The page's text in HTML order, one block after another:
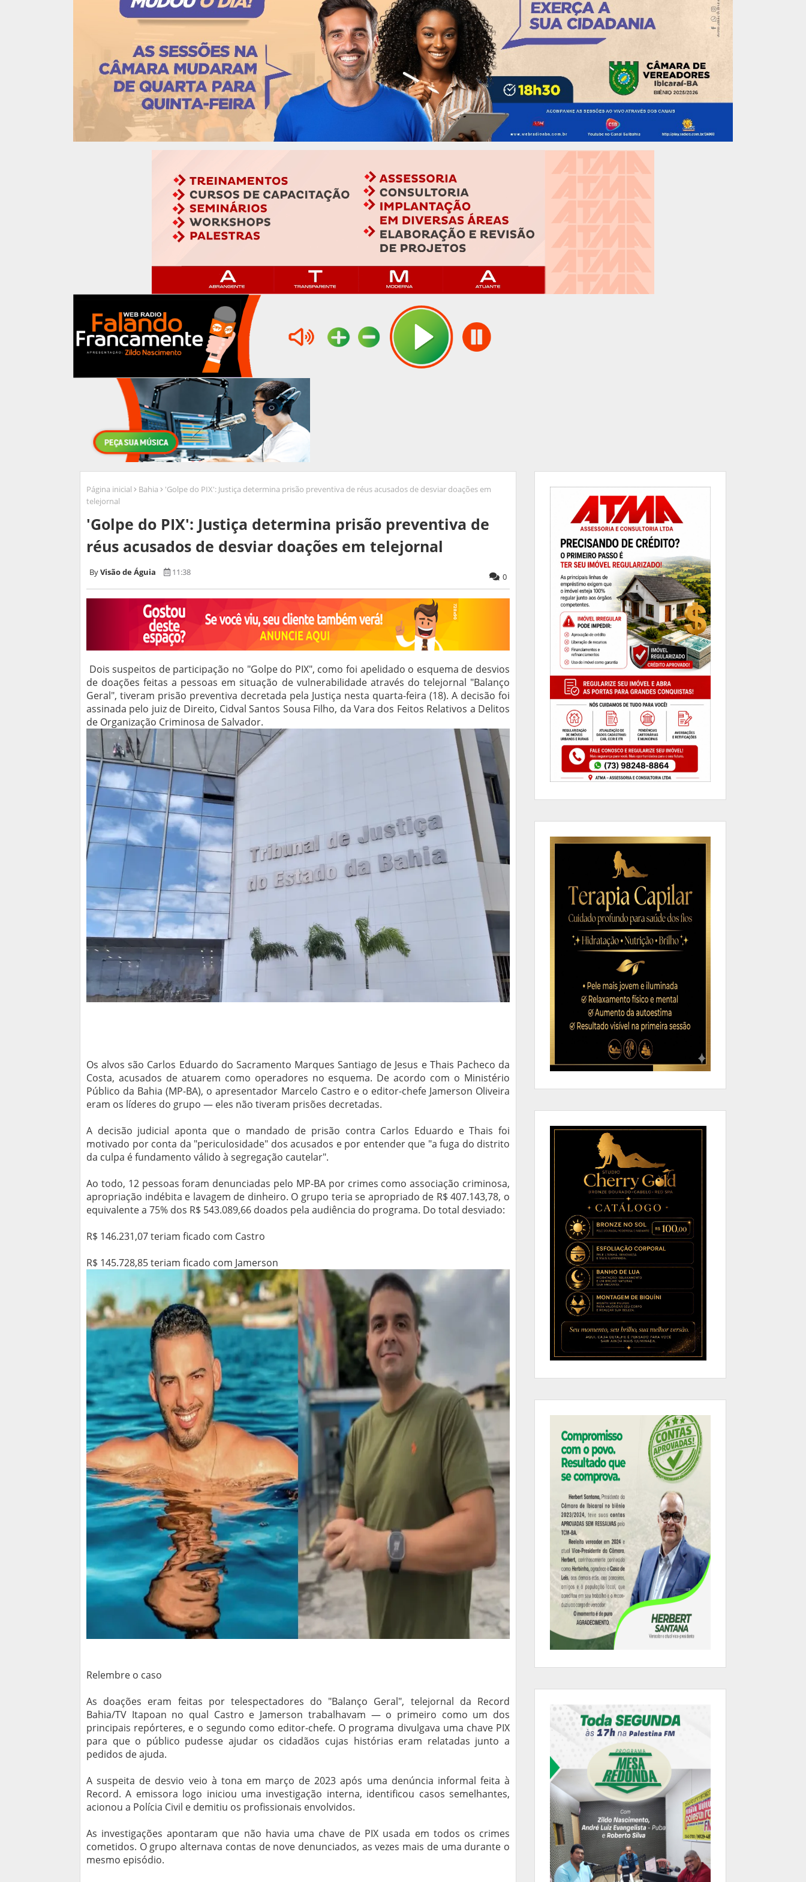
Página inicial Bahia
'Golpe do PIX': Justiça determina prisão preventiva de réus acusados de desviar doações em
telejornal
'Golpe do PIX': Justiça determina prisão preventiva de
réus acusados de desviar doações em telejornal
Visão de Águia 11:38 0
Dois suspeitos de participação no "Golpe do PIX", como foi apelidado o esquema de desvios
de doações feitas a pessoas em situação de vulnerabilidade através do telejornal "Balanço
Geral", tiveram prisão preventiva decretada pela Justiça nesta quarta-feira (18). A decisão foi
assinada pelo juiz de Direito, Cidval Santos Sousa Filho, da Vara dos Feitos Relativos a Delitos
de Organização Criminosa de Salvador.
Os alvos são Carlos Eduardo do Sacramento Marques Santiago de Jesus e Thais Pacheco da
Costa, acusados de atuarem como operadores no esquema. De acordo com o Ministério
Público da Bahia (MP-BA), o apresentador Marcelo Castro e o editor-chefe Jamerson Oliveira
eram os líderes do grupo — eles não tiveram prisões decretadas.
A decisão judicial aponta que o mandado de prisão contra Carlos Eduardo e Thais foi
motivado por conta da "periculosidade" dos acusados e por entender que "a fuga do distrito
da culpa é fundamento válido à segregação cautelar".
Ao todo, 12 pessoas foram denunciadas pelo MP-BA por crimes como associação criminosa,
apropriação indébita e lavagem de dinheiro. O grupo teria se apropriado de R$ 407.143,78, o
equivalente a 75% dos R$ 543.089,66 doados pela audiência do programa. Do total desviado:
R$ 146.231,07 teriam ficado com Castro
R$ 145.728,85 teriam ficado com Jamerson
Relembre o caso
As doações eram feitas por telespectadores do "Balanço Geral", telejornal da Record
Bahia/TV Itapoan no qual Castro e Jamerson trabalhavam — o primeiro como um dos
principais repórteres, e o segundo como editor-chefe. O programa divulgava uma chave PIX
para que o público pudesse ajudar os cidadãos cujas histórias eram relatadas junto a
pedidos de ajuda.
A suspeita de desvio veio à tona em março de 2023 após uma denúncia informal feita à
Record. A emissora logo iniciou uma investigação interna, identificou casos semelhantes,
acionou a Polícia Civil e demitiu os profissionais envolvidos.
As investigações apontaram que não havia uma chave de PIX usada em todos os crimes
cometidos. O grupo alternava contas de nove denunciados, as vezes mais de uma durante o
mesmo episódio.